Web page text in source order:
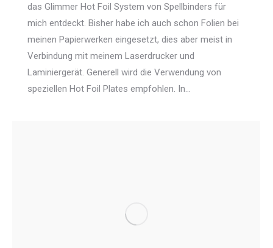
das Glimmer Hot Foil System von Spellbinders für
mich entdeckt. Bisher habe ich auch schon Folien bei
meinen Papierwerken eingesetzt, dies aber meist in
Verbindung mit meinem Laserdrucker und
Laminiergerät. Generell wird die Verwendung von
speziellen Hot Foil Plates empfohlen. In…